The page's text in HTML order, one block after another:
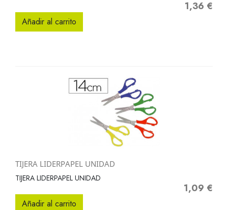
Precio
1,36 €
Añadir al carrito
TIJERA LIDERPAPEL UNIDAD
TIJERA LIDERPAPEL UNIDAD
Precio
1,09 €
Añadir al carrito